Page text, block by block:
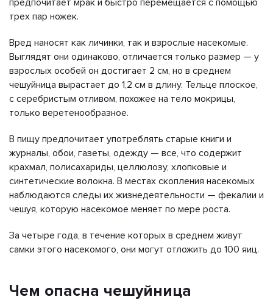
трех пар ножек.
Вред наносят как личинки, так и взрослые насекомые.
Выглядят они одинаково, отличается только размер — у
взрослых особей он достигает 2 см, но в среднем
чешуйница вырастает до 1,2 см в длину. Тельце плоское,
с серебристым отливом, похожее на тело мокрицы,
только веретенообразное.
В пищу предпочитает употреблять старые книги и
журналы, обои, газеты, одежду — все, что содержит
крахмал, полисахариды, целлюлозу, хлопковые и
синтетические волокна. В местах скопления насекомых
наблюдаются следы их жизнедеятельности — фекалии и
чешуя, которую насекомое меняет по мере роста.
За четыре года, в течение которых в среднем живут
самки этого насекомого, они могут отложить до 100 яиц.
Чем опасна чешуйница